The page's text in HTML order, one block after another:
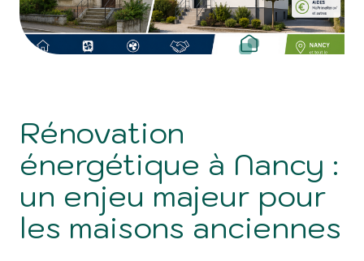
Rénovation
énergétique à Nancy :
un enjeu majeur pour
les maisons anciennes